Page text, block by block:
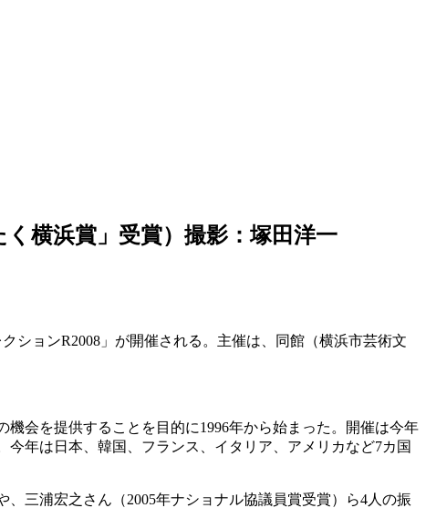
横浜賞」受賞）撮影：塚田洋一
ションR2008」が開催される。主催は、同館（横浜市芸術文
会を提供することを目的に1996年から始まった。開催は今年
年は日本、韓国、フランス、イタリア、アメリカなど7カ国
三浦宏之さん（2005年ナショナル協議員賞受賞）ら4人の振